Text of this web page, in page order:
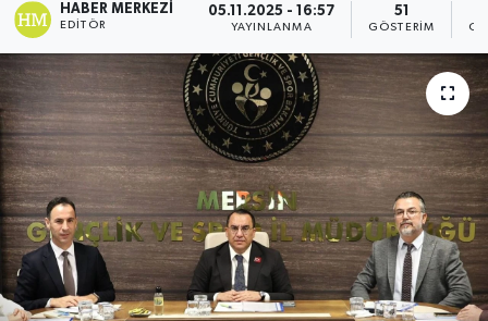
HABER MERKEZI
EDITÖR
05.11.2025 - 16:57
YAYINLANMA
51
GÖSTERIM